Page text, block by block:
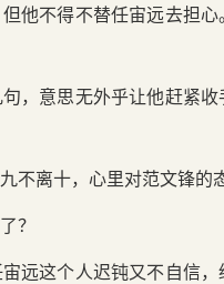
他不得不替任宙远去担
，意思无外乎让他赶紧收
不离十，心里对范文锋的
？
远这个人迟钝又不自信，